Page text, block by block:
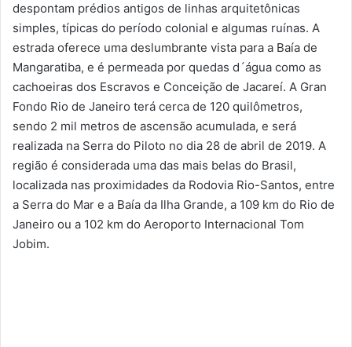
despontam prédios antigos de linhas arquitetônicas
simples, típicas do período colonial e algumas ruínas. A
estrada oferece uma deslumbrante vista para a Baía de
Mangaratiba, e é permeada por quedas d´água como as
cachoeiras dos Escravos e Conceição de Jacareí. A Gran
Fondo Rio de Janeiro terá cerca de 120 quilômetros,
sendo 2 mil metros de ascensão acumulada, e será
realizada na Serra do Piloto no dia 28 de abril de 2019. A
região é considerada uma das mais belas do Brasil,
localizada nas proximidades da Rodovia Rio-Santos, entre
a Serra do Mar e a Baía da Ilha Grande, a 109 km do Rio de
Janeiro ou a 102 km do Aeroporto Internacional Tom
Jobim.